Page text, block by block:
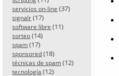
servicios on-line (37)
signalr (17)
software libre (11)
sorteo (14)
spam (17)
sponsored (18)
técnicas de spam (12)
tecnología (12)